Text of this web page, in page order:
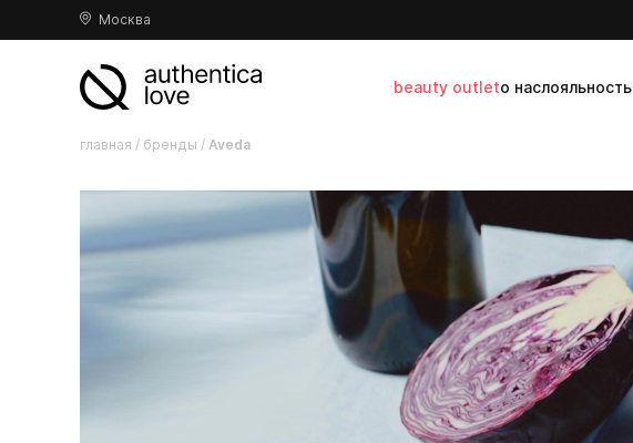
Москва
beauty outletо наслояльность
главная / бренды / Aveda